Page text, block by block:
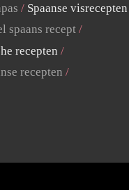
Spaanse visrecepten
spaans recept
recepten
recepten